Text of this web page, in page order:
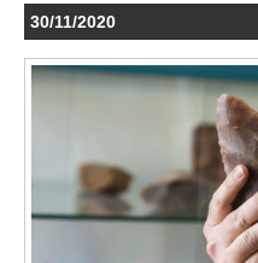
30/11/2020